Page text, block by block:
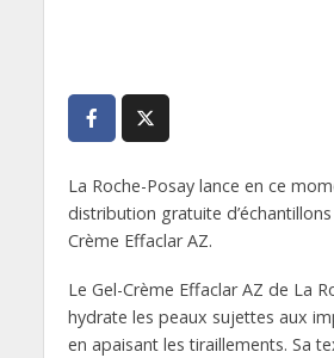
La Roche-Posay lance en ce
distribution gratuite
Crème Effaclar AZ.
Le Gel-Crème Effaclar AZ de La
hydrate les peaux sujettes aux
en apaisant les tiraillements. Sa